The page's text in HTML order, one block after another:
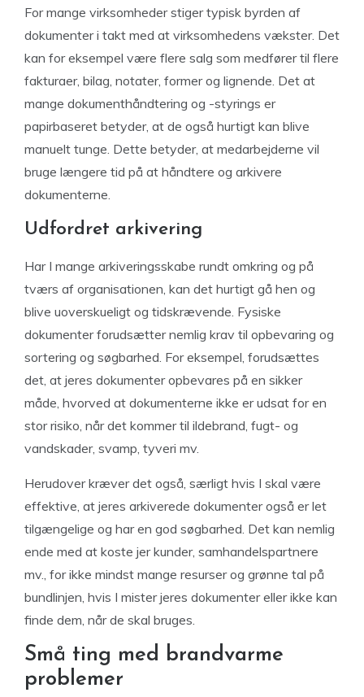
For mange virksomheder stiger typisk byrden af
dokumenter i takt med at virksomhedens vækster. Det
kan for eksempel være flere salg som medfører til flere
fakturaer, bilag, notater, former og lignende. Det at
mange dokumenthåndtering og -styrings er
papirbaseret betyder, at de også hurtigt kan blive
manuelt tunge. Dette betyder, at medarbejderne vil
bruge længere tid på at håndtere og arkivere
dokumenterne.
Udfordret arkivering
Har I mange arkiveringsskabe rundt omkring og på
tværs af organisationen, kan det hurtigt gå hen og
blive uoverskueligt og tidskrævende. Fysiske
dokumenter forudsætter nemlig krav til opbevaring og
sortering og søgbarhed. For eksempel, forudsættes
det, at jeres dokumenter opbevares på en sikker
måde, hvorved at dokumenterne ikke er udsat for en
stor risiko, når det kommer til ildebrand, fugt- og
vandskader, svamp, tyveri mv.
Herudover kræver det også, særligt hvis I skal være
effektive, at jeres arkiverede dokumenter også er let
tilgængelige og har en god søgbarhed. Det kan nemlig
ende med at koste jer kunder, samhandelspartnere
mv., for ikke mindst mange resurser og grønne tal på
bundlinjen, hvis I mister jeres dokumenter eller ikke kan
finde dem, når de skal bruges.
Små ting med brandvarme
problemer